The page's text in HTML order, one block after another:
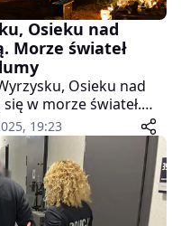
Osieku nad
Morze świateł
Osieku nad
w morze świateł.
tworzą niezwykły
o tych, których
19:23